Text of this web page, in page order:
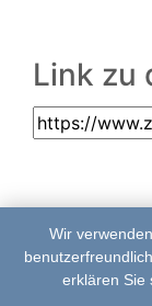
Link zu
© 2017–2020 |
Online Edition
Wir
erklären Sie